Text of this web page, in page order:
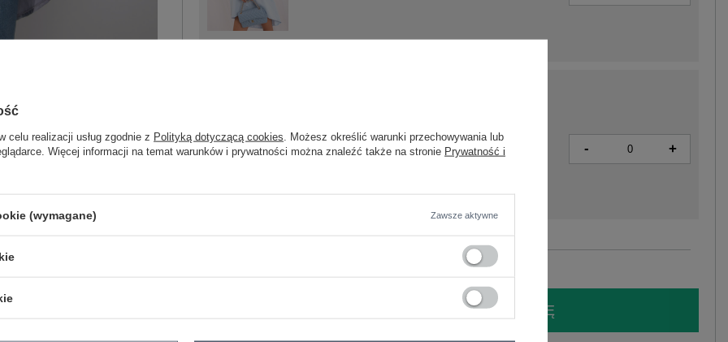
One size 2016103055487 - +
Zobacz wszystkie kolory (+1)
ZALOGUJ SIĘ I ZOBACZ CENĘ
celu realizacji usług zgodnie z Polityką dotyczącą cookies . Możesz określić warunki przechowywania lub
Więcej informacji na temat warunków i prywatności można znaleźć także na stronie Prywatność i
(wymagane) Zawsze aktywne